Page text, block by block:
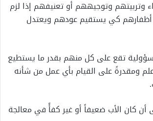
وتربيتهم وتوجيههم أو تعنيفهم إذا لزم
أظفارهم كي يستقيم عودهم ويعتدل
تقع على كل منهم بقدر ما يستطيع
ومقدرةً على القيام بأي عمل من شأنه
أن كان الأب ضعيفاً أو غير كفأً في معالجة